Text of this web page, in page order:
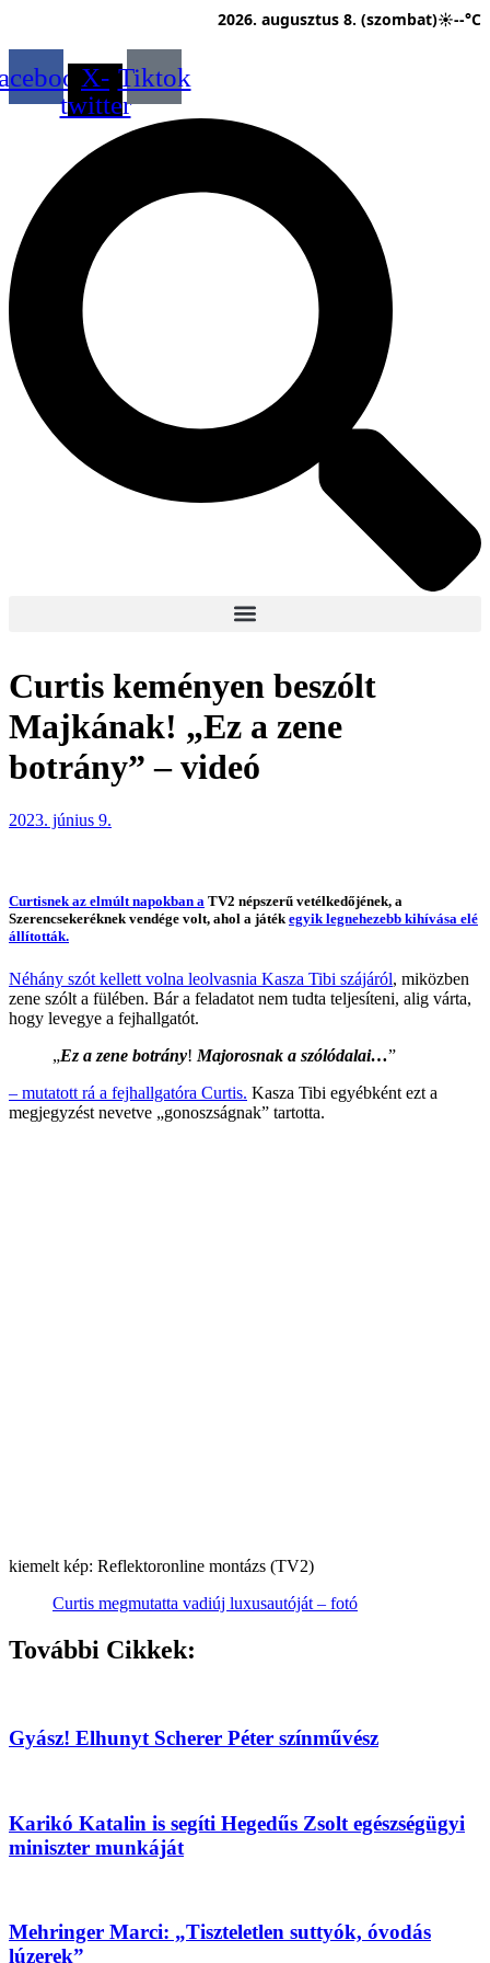
2026. augusztus 8. (szombat)☀--°C
X-
twitter
Tiktok
Curtis keményen beszólt
Majkának! „Ez a zene
botrány” – videó
2023. június 9.
Curtisnek az elmúlt napokban a TV2 népszerű vetélkedőjének, a
Szerencsekeréknek vendége volt, ahol a játék egyik legnehezebb kihívása elé
állították.
Néhány szót kellett volna leolvasnia Kasza Tibi szájáról, miközben
zene szólt a fülében. Bár a feladatot nem tudta teljesíteni, alig várta,
hogy levegye a fejhallgatót.
„Ez a zene botrány! Majorosnak a szólódalai…”
– mutatott rá a fejhallgatóra Curtis. Kasza Tibi egyébként ezt a
megjegyzést nevetve „gonoszságnak” tartotta.
kiemelt kép: Reflektoronline montázs (TV2)
Curtis megmutatta vadiúj luxusautóját – fotó
További Cikkek:
Gyász! Elhunyt Scherer Péter színművész
Karikó Katalin is segíti Hegedűs Zsolt egészségügyi
miniszter munkáját
Mehringer Marci: „Tiszteletlen suttyók, óvodás
lúzerek”